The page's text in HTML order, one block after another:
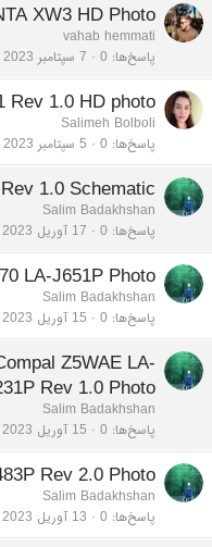
XW3 HD Photo
vahab hemmati
پاسخ‌ها 0 7 سپتامبر 2023
Rev 1.0 HD photo
Salimeh Bolboli
پاسخ‌ها 0 5 سپتامبر 2023
1.0 Schematic
Salim Badakhshan
پاسخ‌ها 0 17 آوریل 2023
LA-J651P Photo
Salim Badakhshan
پاسخ‌ها 0 15 آوریل 2023
Z5WAE LA-
Rev 1.0 Photo
Salim Badakhshan
پاسخ‌ها 0 15 آوریل 2023
Rev 2.0 Photo
Salim Badakhshan
پاسخ‌ها 0 13 آوریل 2023